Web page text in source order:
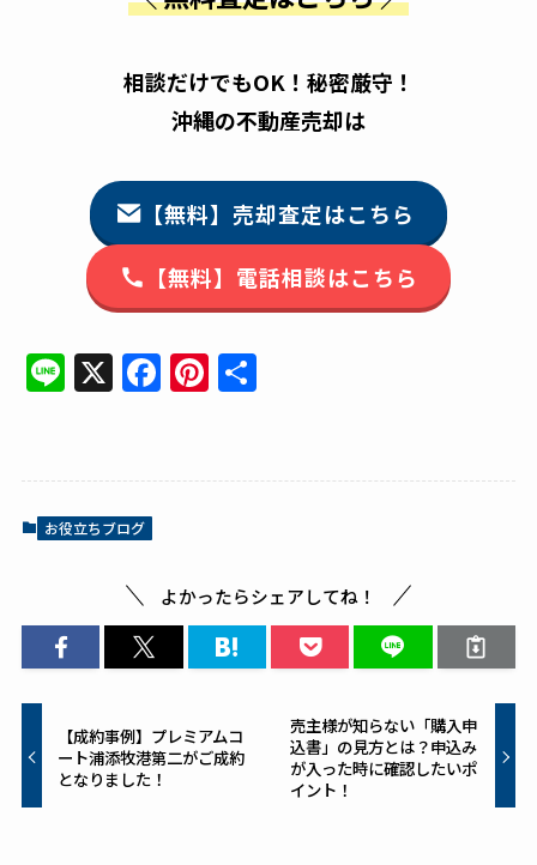
相談だけでもOK！秘密厳守！
沖縄の不動産売却は
【無料】売却査定はこちら
【無料】電話相談はこちら
Li X F
e
o
k
Pi
re
共
お役立ちブログ
よかったらシェアしてね！
【成約事例】プレミアムコ
ート浦添牧港第二がご成約
となりました！
売主様が知らない「購入申
込書」の見方とは？申込み
が入った時に確認したいポ
イント！